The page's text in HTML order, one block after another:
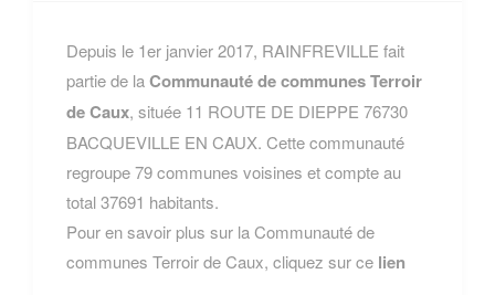
Depuis le 1er janvier 2017, RAINFREVILLE fait
partie de laCommunauté de communes Terroir
de Caux, située 11 ROUTE DE DIEPPE 76730
BACQUEVILLE EN CAUX. Cette communauté
regroupe 79 communes voisines et compte au
total 37691 habitants.
Pour en savoir plus sur la Communauté de
communes Terroir de Caux, cliquez sur ce lien